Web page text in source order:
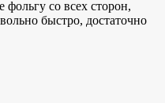
со всех сторон,
быстро, достаточно